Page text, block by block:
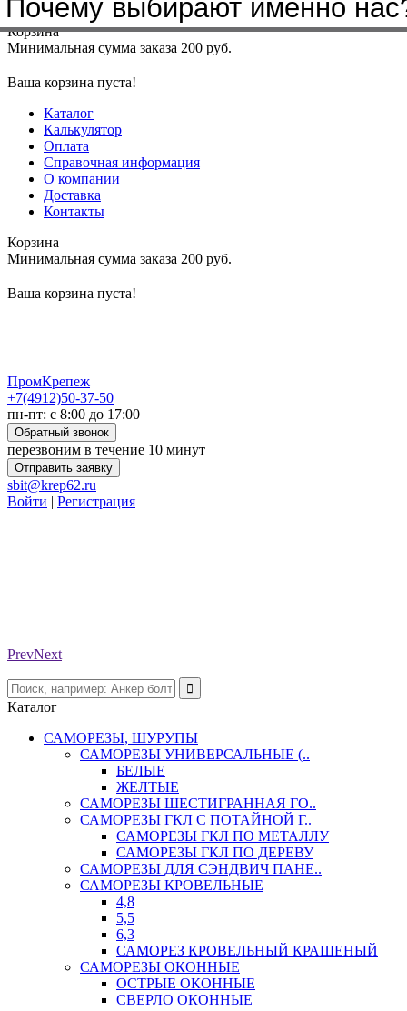
Меню+7(4912)50-37-50sbit@krep62.ru
Корзина
Минимальная сумма заказа 200 руб.
Ваша корзина пуста!
Каталог
Калькулятор
Оплата
Справочная информация
О компании
Доставка
Контакты
Корзина
Минимальная сумма заказа 200 руб.
Ваша корзина пуста!
ПромКрепеж
+7(4912)50-37-50
пн-пт: с 8:00 до 17:00
Обратный звонок
перезвоним в течение 10 минут
Отправить заявку
sbit@krep62.ru
Войти | Регистрация
PrevNext
Каталог
САМОРЕЗЫ, ШУРУПЫ
САМОРЕЗЫ УНИВЕРСАЛЬНЫЕ (..
БЕЛЫЕ
ЖЕЛТЫЕ
САМОРЕЗЫ ШЕСТИГРАННАЯ ГО..
САМОРЕЗЫ ГКЛ С ПОТАЙНОЙ Г..
САМОРЕЗЫ ГКЛ ПО МЕТАЛЛУ
САМОРЕЗЫ ГКЛ ПО ДЕРЕВУ
САМОРЕЗЫ ДЛЯ СЭНДВИЧ ПАНЕ..
САМОРЕЗЫ КРОВЕЛЬНЫЕ
4,8
5,5
6,3
САМОРЕЗ КРОВЕЛЬНЫЙ КРАШЕНЫЙ
САМОРЕЗЫ ОКОННЫЕ
ОСТРЫЕ ОКОННЫЕ
СВЕРЛО ОКОННЫЕ
Почему выбирают именно